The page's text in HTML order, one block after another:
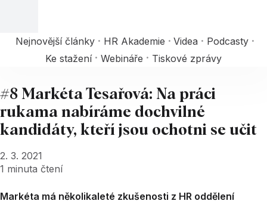
Nejnovější články HR Akademie Videa
Podcasty
Ke stažení
Webináře Tiskové zprávy
#8 Markéta Tesařová: Na práci
rukama nabíráme dochvilné
kandidáty, kteří jsou ochotni se učit
2. 3. 2021
1 minuta čtení
Markéta má několikaleté zkušenosti z HR oddělení